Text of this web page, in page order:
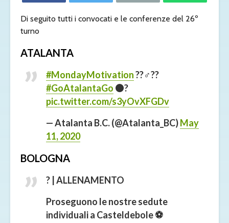
Di seguito tutti i convocati e le conferenze del 26º
turno
ATALANTA
#MondayMotivation??‍♂️??
#GoAtalantaGo ⚫️?
pic.twitter.com/s3yOvXFGDv
— Atalanta B.C. (@Atalanta_BC)May
11, 2020
BOLOGNA
? | ALLENAMENTO
Proseguono le nostre sedute
individuali a Casteldebole ⚽️